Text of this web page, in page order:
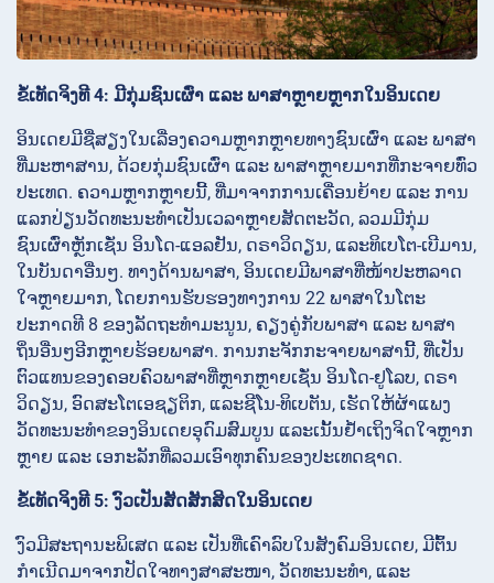
ຂໍ້ເທັດຈິງທີ 4: ມີກຸ່ມຊົນເຜົ່າ ແລະ ພາສາຫຼາຍຫຼາກໃນອິນເດຍ
ອິນເດຍມີຊື່ສຽງໃນເລື່ອງຄວາມຫຼາກຫຼາຍທາງຊົນເຜົ່າ ແລະ ພາສາ
ທີ່ມະຫາສານ, ດ້ວຍກຸ່ມຊົນເຜົ່າ ແລະ ພາສາຫຼາຍມາກທີ່ກະຈາຍທົ່ວ
ປະເທດ. ຄວາມຫຼາກຫຼາຍນີ້, ທີ່ມາຈາກການເຄື່ອນຍ້າຍ ແລະ ການ
ແລກປ່ຽນວັດທະນະທຳເປັນເວລາຫຼາຍສັດຕະວັດ, ລວມມີກຸ່ມ
ຊົນເຜົ່າຫຼັກເຊັ່ນ ອິນໂດ-ແອລຢັນ, ດຣາວິດຽນ, ແລະທິເບໂຕ-ເບີມານ,
ໃນບັນດາອື່ນໆ. ທາງດ້ານພາສາ, ອິນເດຍມີພາສາທີ່ໜ້າປະຫລາດ
ໃຈຫຼາຍມາກ, ໂດຍການຮັບຮອງທາງການ 22 ພາສາໃນໂຕະ
ປະກາດທີ 8 ຂອງລັດຖະທຳມະນູນ, ຄຽງຄູ່ກັບພາສາ ແລະ ພາສາ
ຖິ່ນອື່ນໆອີກຫຼາຍຮ້ອຍພາສາ. ການກະຈັກກະຈາຍພາສານີ້, ທີ່ເປັນ
ຕົວແທນຂອງຄອບຄົວພາສາທີ່ຫຼາກຫຼາຍເຊັ່ນ ອິນໂດ-ຢູໂລບ, ດຣາ
ວິດຽນ, ອົດສະໂຕເອຊຽຕິກ, ແລະຊີໂນ-ທິເບຕັນ, ເຮັດໃຫ້ຜ້າແພງ
ວັດທະນະທຳຂອງອິນເດຍອຸດົມສົມບູນ ແລະເນັ້ນຢ້ຳເຖິງຈິດໃຈຫຼາກ
ຫຼາຍ ແລະ ເອກະລັກທີ່ລວມເອົາທຸກຄົນຂອງປະເທດຊາດ.
ຂໍ້ເທັດຈິງທີ 5: ງົວເປັນສັດສັກສິດໃນອິນເດຍ
ງົວມີສະຖານະພິເສດ ແລະ ເປັນທີ່ເຄົາລົບໃນສັງຄົມອິນເດຍ, ມີຕົ້ນ
ກຳເນີດມາຈາກປັດໃຈທາງສາສະໜາ, ວັດທະນະທຳ, ແລະ